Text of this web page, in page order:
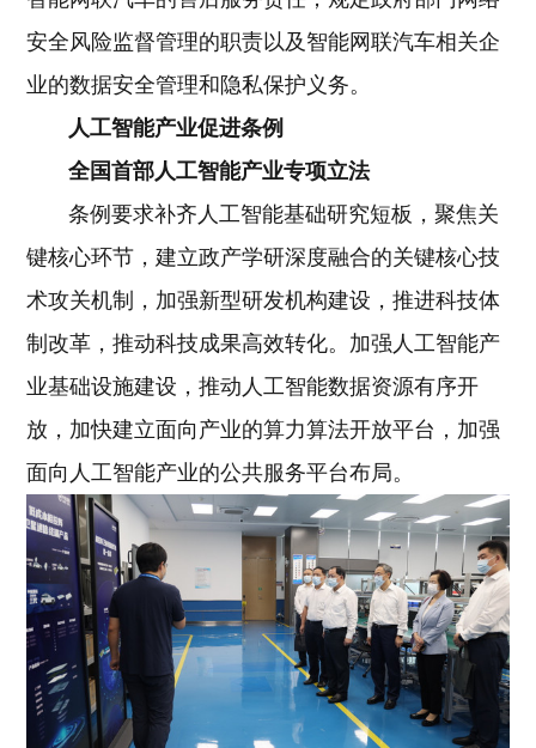
安全风险监督管理的职责以及智能网联汽车相关企
业的数据安全管理和隐私保护义务。
人工智能产业促进条例
全国首部人工智能产业专项立法
条例要求补齐人工智能基础研究短板，聚焦关
键核心环节，建立政产学研深度融合的关键核心技
术攻关机制，加强新型研发机构建设，推进科技体
制改革，推动科技成果高效转化。加强人工智能产
业基础设施建设，推动人工智能数据资源有序开
放，加快建立面向产业的算力算法开放平台，加强
面向人工智能产业的公共服务平台布局。